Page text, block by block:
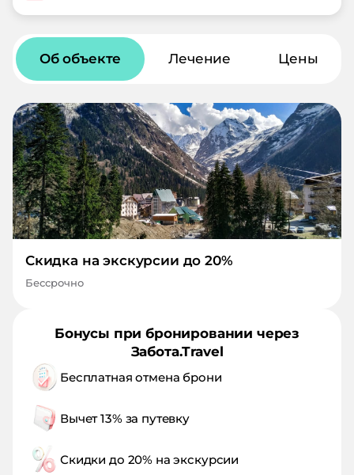
Об объекте Лечение Цены
Скидка на экскурсии до 20%
Бессрочно
Бонусы при бронировании через
Забота.Travel
Бесплатная отмена брони
Вычет 13% за путевку
Скидки до 20% на экскурсии